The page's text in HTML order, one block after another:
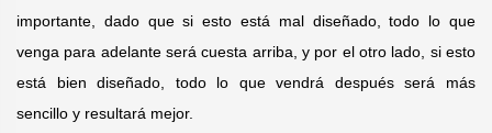
importante, dado que si esto está mal diseñado, todo lo que
venga para adelante será cuesta arriba, y por el otro lado, si esto
está bien diseñado, todo lo que vendrá después será más
sencillo y resultará mejor.